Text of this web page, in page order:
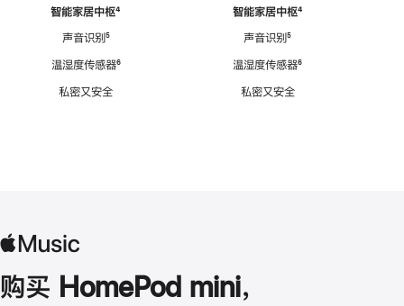
智能家居中枢脚
⁴
声音识别脚
⁵
温湿度传感器脚
⁶
私密又安全
智能家居中枢脚
⁴
声音识别脚
⁵
温湿度传感器脚
⁶
私密又安全
购买 HomePod mini，